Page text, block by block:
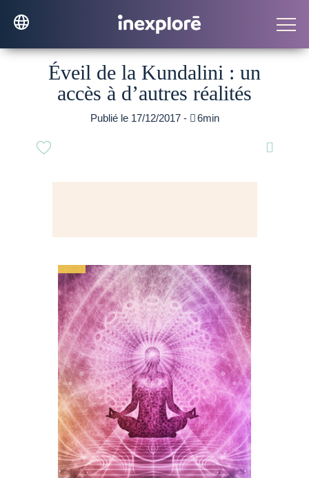
Éveil de la Kundalini : un
accès à d’autres réalités
Publié le 17/12/2017 - 6min
